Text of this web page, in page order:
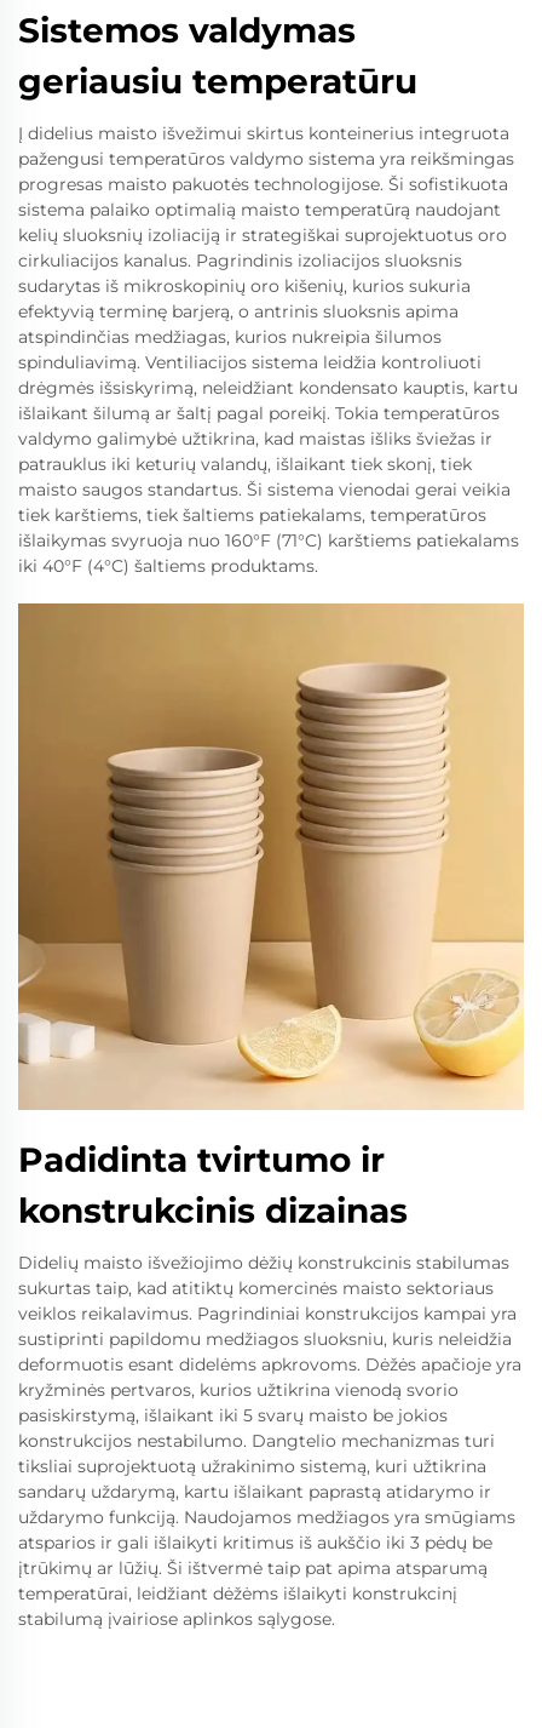
Sistemos valdymas
geriausiu temperatūru
Į didelius maisto išvežimui skirtus konteinerius integruota
pažengusi temperatūros valdymo sistema yra reikšmingas
progresas maisto pakuotės technologijose. Ši sofistikuota
sistema palaiko optimalią maisto temperatūrą naudojant
kelių sluoksnių izoliaciją ir strategiškai suprojektuotus oro
cirkuliacijos kanalus. Pagrindinis izoliacijos sluoksnis
sudarytas iš mikroskopinių oro kišenių, kurios sukuria
efektyvią terminę barjerą, o antrinis sluoksnis apima
atspindinčias medžiagas, kurios nukreipia šilumos
spinduliavimą. Ventiliacijos sistema leidžia kontroliuoti
drėgmės išsiskyrimą, neleidžiant kondensato kauptis, kartu
išlaikant šilumą ar šaltį pagal poreikį. Tokia temperatūros
valdymo galimybė užtikrina, kad maistas išliks šviežas ir
patrauklus iki keturių valandų, išlaikant tiek skonį, tiek
maisto saugos standartus. Ši sistema vienodai gerai veikia
tiek karštiems, tiek šaltiems patiekalams, temperatūros
išlaikymas svyruoja nuo 160°F (71°C) karštiems patiekalams
iki 40°F (4°C) šaltiems produktams.
Padidinta tvirtumo ir
konstrukcinis dizainas
Didelių maisto išvežiojimo dėžių konstrukcinis stabilumas
sukurtas taip, kad atitiktų komercinės maisto sektoriaus
veiklos reikalavimus. Pagrindiniai konstrukcijos kampai yra
sustiprinti papildomu medžiagos sluoksniu, kuris neleidžia
deformuotis esant didelėms apkrovoms. Dėžės apačioje yra
kryžminės pertvaros, kurios užtikrina vienodą svorio
pasiskirstymą, išlaikant iki 5 svarų maisto be jokios
konstrukcijos nestabilumo. Dangtelio mechanizmas turi
tiksliai suprojektuotą užrakinimo sistemą, kuri užtikrina
sandarų uždarymą, kartu išlaikant paprastą atidarymo ir
uždarymo funkciją. Naudojamos medžiagos yra smūgiams
atsparios ir gali išlaikyti kritimus iš aukščio iki 3 pėdų be
įtrūkimų ar lūžių. Ši ištvermė taip pat apima atsparumą
temperatūrai, leidžiant dėžėms išlaikyti konstrukcinį
stabilumą įvairiose aplinkos sąlygose.